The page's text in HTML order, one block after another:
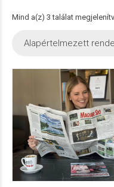
Mind a(z) 3 találat
Alapértelmezett